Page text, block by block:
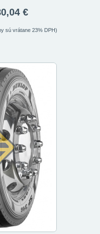
€
sú vrátane 23% DPH)